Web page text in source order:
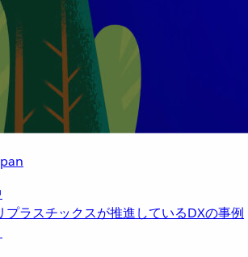
ラスチックスが推進しているDXの事例